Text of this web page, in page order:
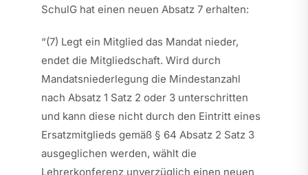
SchulG hat einen neuen Absatz 7 erhalten:
“(7) Legt ein Mitglied das Mandat nieder,
endet die Mitgliedschaft. Wird durch
Mandatsniederlegung die Mindestanzahl
nach Absatz 1 Satz 2 oder 3 unterschritten
und kann diese nicht durch den Eintritt eines
Ersatzmitglieds gemäß § 64 Absatz 2 Satz 3
ausgeglichen werden, wählt die
Lehrerkonferenz unverzüglich einen neuen